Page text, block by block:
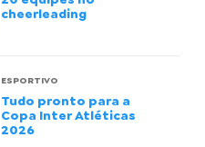
cheerleading
ESPORTIVO
Tudo pronto para a
Copa Inter Atléticas
2026